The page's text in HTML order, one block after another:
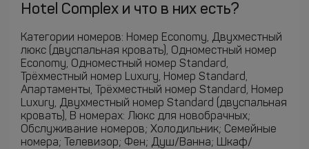
Hotel Complex и что в них есть?
Категории номеров: Номер Economy, Двухместный
люкс (двуспальная кровать), Одноместный номер
Economy, Одноместный номер Standard,
Трёхместный номер Luxury, Номер Standard,
Апартаменты, Трёхместный номер Standard, Номер
Luxury, Двухместный номер Standard (двуспальная
кровать), В номерах: Люкс для новобрачных;
Обслуживание номеров; Холодильник; Семейные
номера; Телевизор; Фен; Душ/Ванна; Шкаф/